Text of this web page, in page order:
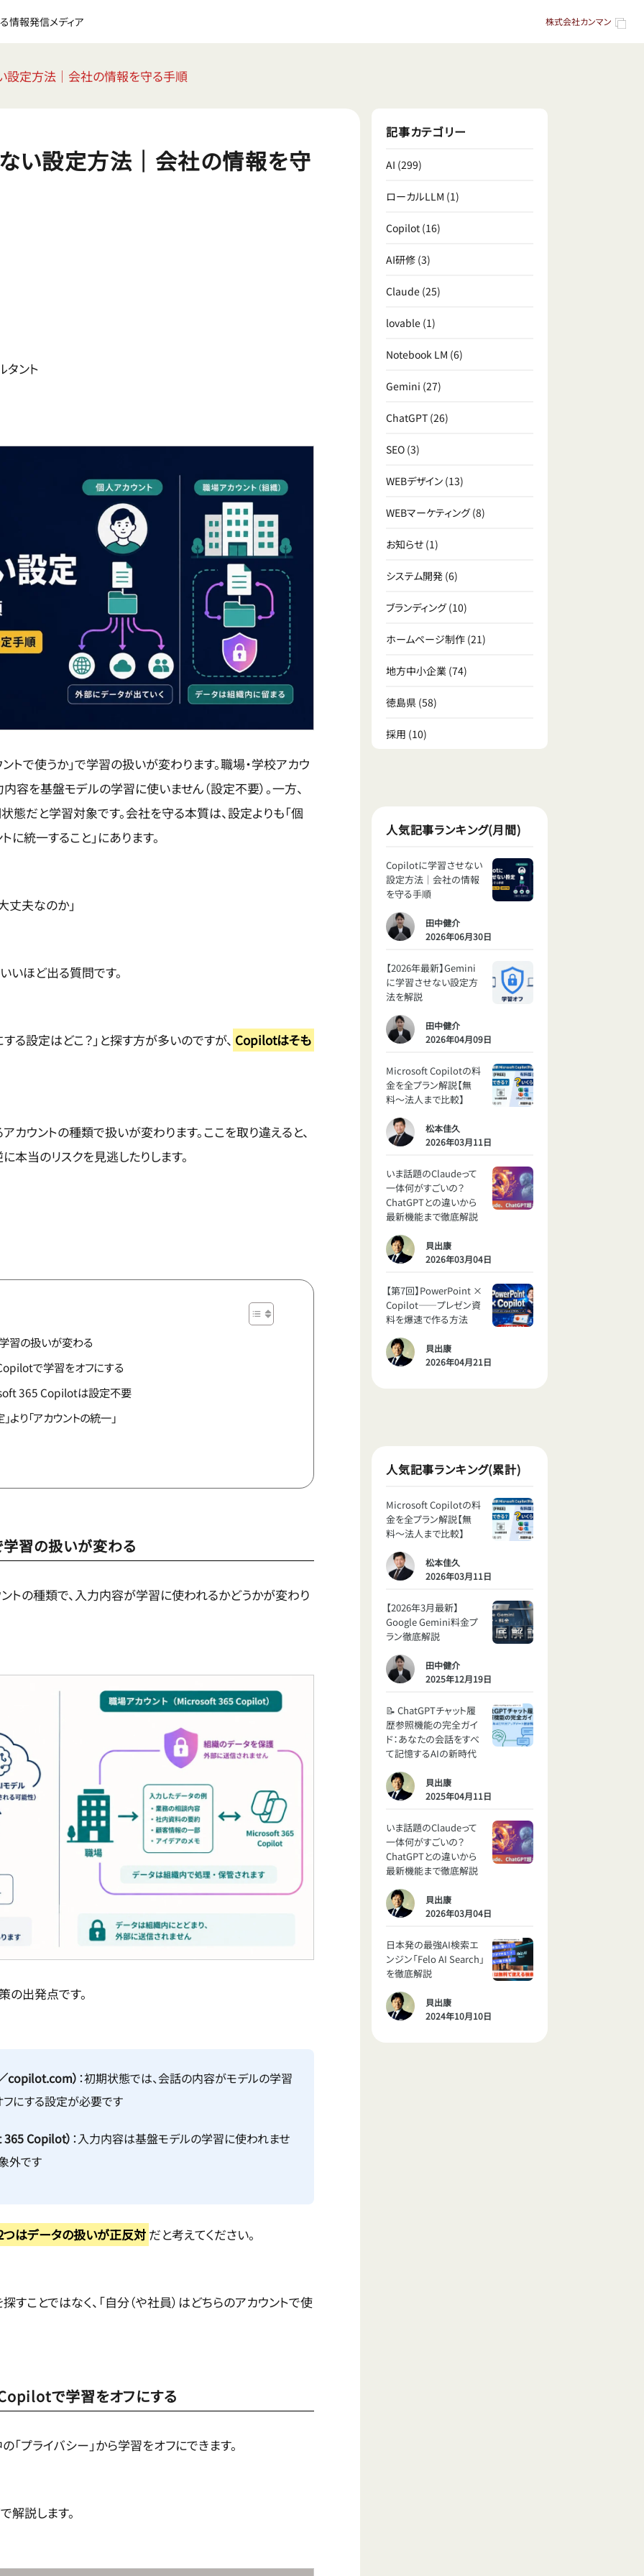
情報発信メディア 株式会社カンマン
定方法｜会社の情報を守る手順
い設定方法｜会社の情報を守
タント
トで使うか」で学習の扱いが変わります。職場・学校アカウ
を基盤モデルの学習に使いません（設定不要）。一方、
だと学習対象です。会社を守る本質は、設定よりも「個
統一すること」にあります。
丈夫なのか」
いほど出る質問です。
る設定はどこ？」と探す方が多いのですが、 Copilotはそも
カウントの種類で扱いが変わります。ここを取り違えると、
本当のリスクを見逃したりします。
習の扱いが変わる
で学習をオフにする
365 Copilotは設定不要
り「アカウントの統一」
学習の扱いが変わる
トの種類で、入力内容が学習に使われるかどうかが変わり
の出発点です。
copilot.com） ：初期状態では、会話の内容がモデルの学習
フにする設定が必要です
365 Copilot） ：入力内容は基盤モデルの学習に使われませ
外です
つはデータの扱いが正反対 だと考えてください。
ことではなく、「自分（や社員）はどちらのアカウントで使
で学習をオフにする
「プライバシー」から学習をオフにできます。
説します。
記事カテゴリー
AI (299)
ローカルLLM (1)
Copilot (16)
AI研修 (3)
Claude (25)
lovable (1)
Notebook LM (6)
Gemini (27)
ChatGPT (26)
SEO (3)
WEBデザイン (13)
WEBマーケティング(8)
お知らせ (1)
システム開発 (6)
ブランディング(10)
ホームページ制作 (21)
地方中小企業 (74)
徳島県 (58)
採用 (10)
人気記事ランキング(月間)
Copilotに学習させない
設定方法｜会社の情報
を守る手順
田中健介
2026年06月30日
【2026年最新】Gemini
に学習させない設定方
法を解説
田中健介
2026年04月09日
Microsoft Copilotの料
金を全プラン解説【無
料〜法人まで比較】
松本佳久
2026年03月11日
いま話題のClaudeって
一体何がすごいの？
ChatGPTとの違いから
最新機能まで徹底解説
貝出康
2026年03月04日
【第7回】PowerPoint ×
Copilot——プレゼン資
料を爆速で作る方法
貝出康
2026年04月21日
人気記事ランキング(累計)
Microsoft Copilotの料
金を全プラン解説【無
料〜法人まで比較】
松本佳久
2026年03月11日
【2026年3月最新】
Google Gemini料金プ
ラン徹底解説
田中健介
2025年12月19日
📝 ChatGPTチャット履
歴参照機能の完全ガイ
ド：あなたの会話をすべ
て記憶するAIの新時代
貝出康
2025年04月11日
いま話題のClaudeって
一体何がすごいの？
ChatGPTとの違いから
最新機能まで徹底解説
貝出康
2026年03月04日
日本発の最強AI検索エ
ンジン「Felo AI Search」
を徹底解説
貝出康
2024年10月10日